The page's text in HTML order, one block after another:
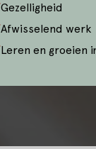
Gezelligheid
Afwisselend werk
Leren en groeien